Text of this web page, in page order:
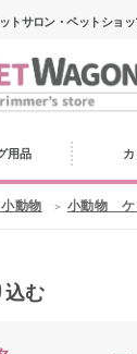
トサロン・ペットショ
用品
動物 小動物 ケ
込む